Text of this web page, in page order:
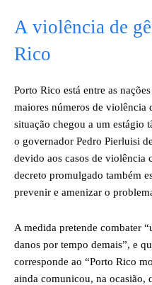
A violência de
Rico
Porto Rico está entre as
maiores números de violência
situação chegou a um estágio
o governador Pedro Pierluisi
devido aos casos de violência
decreto promulgado também
prevenir e amenizar o
A medida pretende combater
danos por tempo demais”, e
corresponde ao “Porto Rico
ainda comunicou, na ocasião,